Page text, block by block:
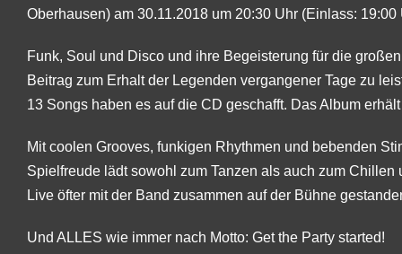
Oberhausen) am 30.11.2018 um 20:30 Uhr (Einlass: 19:00
Funk, Soul und Disco und ihre Begeisterung für die
Beitrag zum Erhalt der Legenden vergangener Tage zu
13 Songs haben es auf die CD geschafft. Das Album
Mit coolen Grooves, funkigen Rhythmen und bebenden
Spielfreude lädt sowohl zum Tanzen als auch zum
Live öfter mit der Band zusammen auf der Bühne
Und ALLES wie immer nach Motto: Get the Party started!